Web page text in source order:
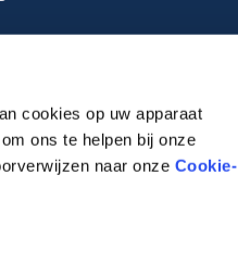
cookies op uw apparaat
ons te helpen bij onze
naar onze Cookie-